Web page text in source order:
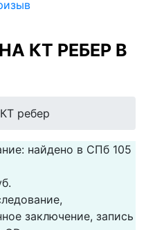
КТ РЕБЕР В
КТ ребер
найдено в СПб 105
заключение, запись